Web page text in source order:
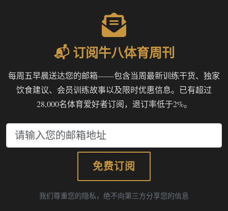
📬 订阅牛八体育周刊
每周五早晨送达您的邮箱——包含当周最新训练干货、独家
饮食建议、会员训练故事以及限时优惠信息。已有超过
28,000名体育爱好者订阅，退订率低于2%。
免费订阅
我们尊重您的隐私，绝不向第三方分享您的信息